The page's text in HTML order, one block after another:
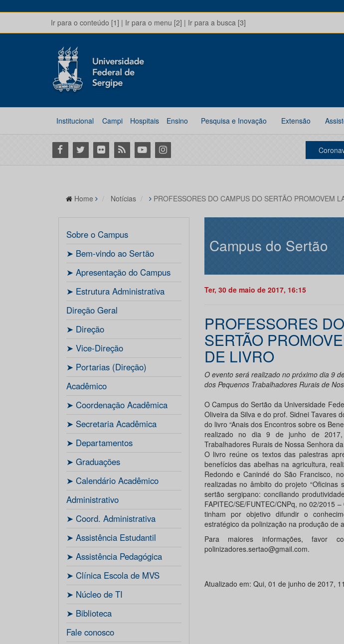
Ir para o conteúdo [1] | Ir para o menu [2] | Ir para a busca [3]
Institucional Campi Hospitais Ensino Pesquisa e Inovação Extensão
Facebook
Twitter Flickr RSS YoutubeInstagram
Home Notícias PROFESSORES DO CAMPUS DO SERTÃO PROMOVEM
Sobre o Campus
ㅤ➤ Bem-vindo ao Sertão
ㅤ➤ Apresentação do Campus
ㅤ➤ Estrutura Administrativa
Direção Geral
ㅤ➤ Direção
ㅤ➤ Vice-Direção
ㅤ➤ Portarias (Direção)
Acadêmico
ㅤ➤ Coordenação Acadêmica
ㅤㅤ➤ Secretaria Acadêmica
ㅤ➤ Departamentos
ㅤ➤ Graduações
ㅤ➤ Calendário Acadêmico
Administrativo
ㅤ➤ Coord. Administrativa
ㅤ➤ Assistência Estudantil
ㅤ➤ Assistência Pedagógica
ㅤ➤ Clínica Escola de MVS
ㅤ➤ Núcleo de TI
ㅤ➤ Biblioteca
Fale conosco
Campus do Sertão
Ter, 30 de maio de 2017, 16:15
PROFESSORES
SERTÃO
DE LIVRO
O evento será realizado no próximo dia 9
dos Pequenos Trabalhadores Rurais de
O Campus do Sertão da Universidade
Oliveira da Silva e do prof. Sidnei Tavares
do livro “Anais dos Encontros sobre os
realizado no dia 9 de junho de
Trabalhadores Rurais de Nossa Senhora
O livro reúne os textos das palestras
benefícios das abelhas na agricultura,
Redondo e Canindé do São Francisco,
realizadas no âmbito do projeto
sertão sergipano: conciliando
FAPITEC/SE/FUNTEC/CNPq, no 02/2015
tinham por objetivo difundir o
estratégico da polinização na produção de
Para maiores informações, favor
polinizadores.sertao@gmail.com.
Atualizado em: Qui, 01 de junho de 2017,